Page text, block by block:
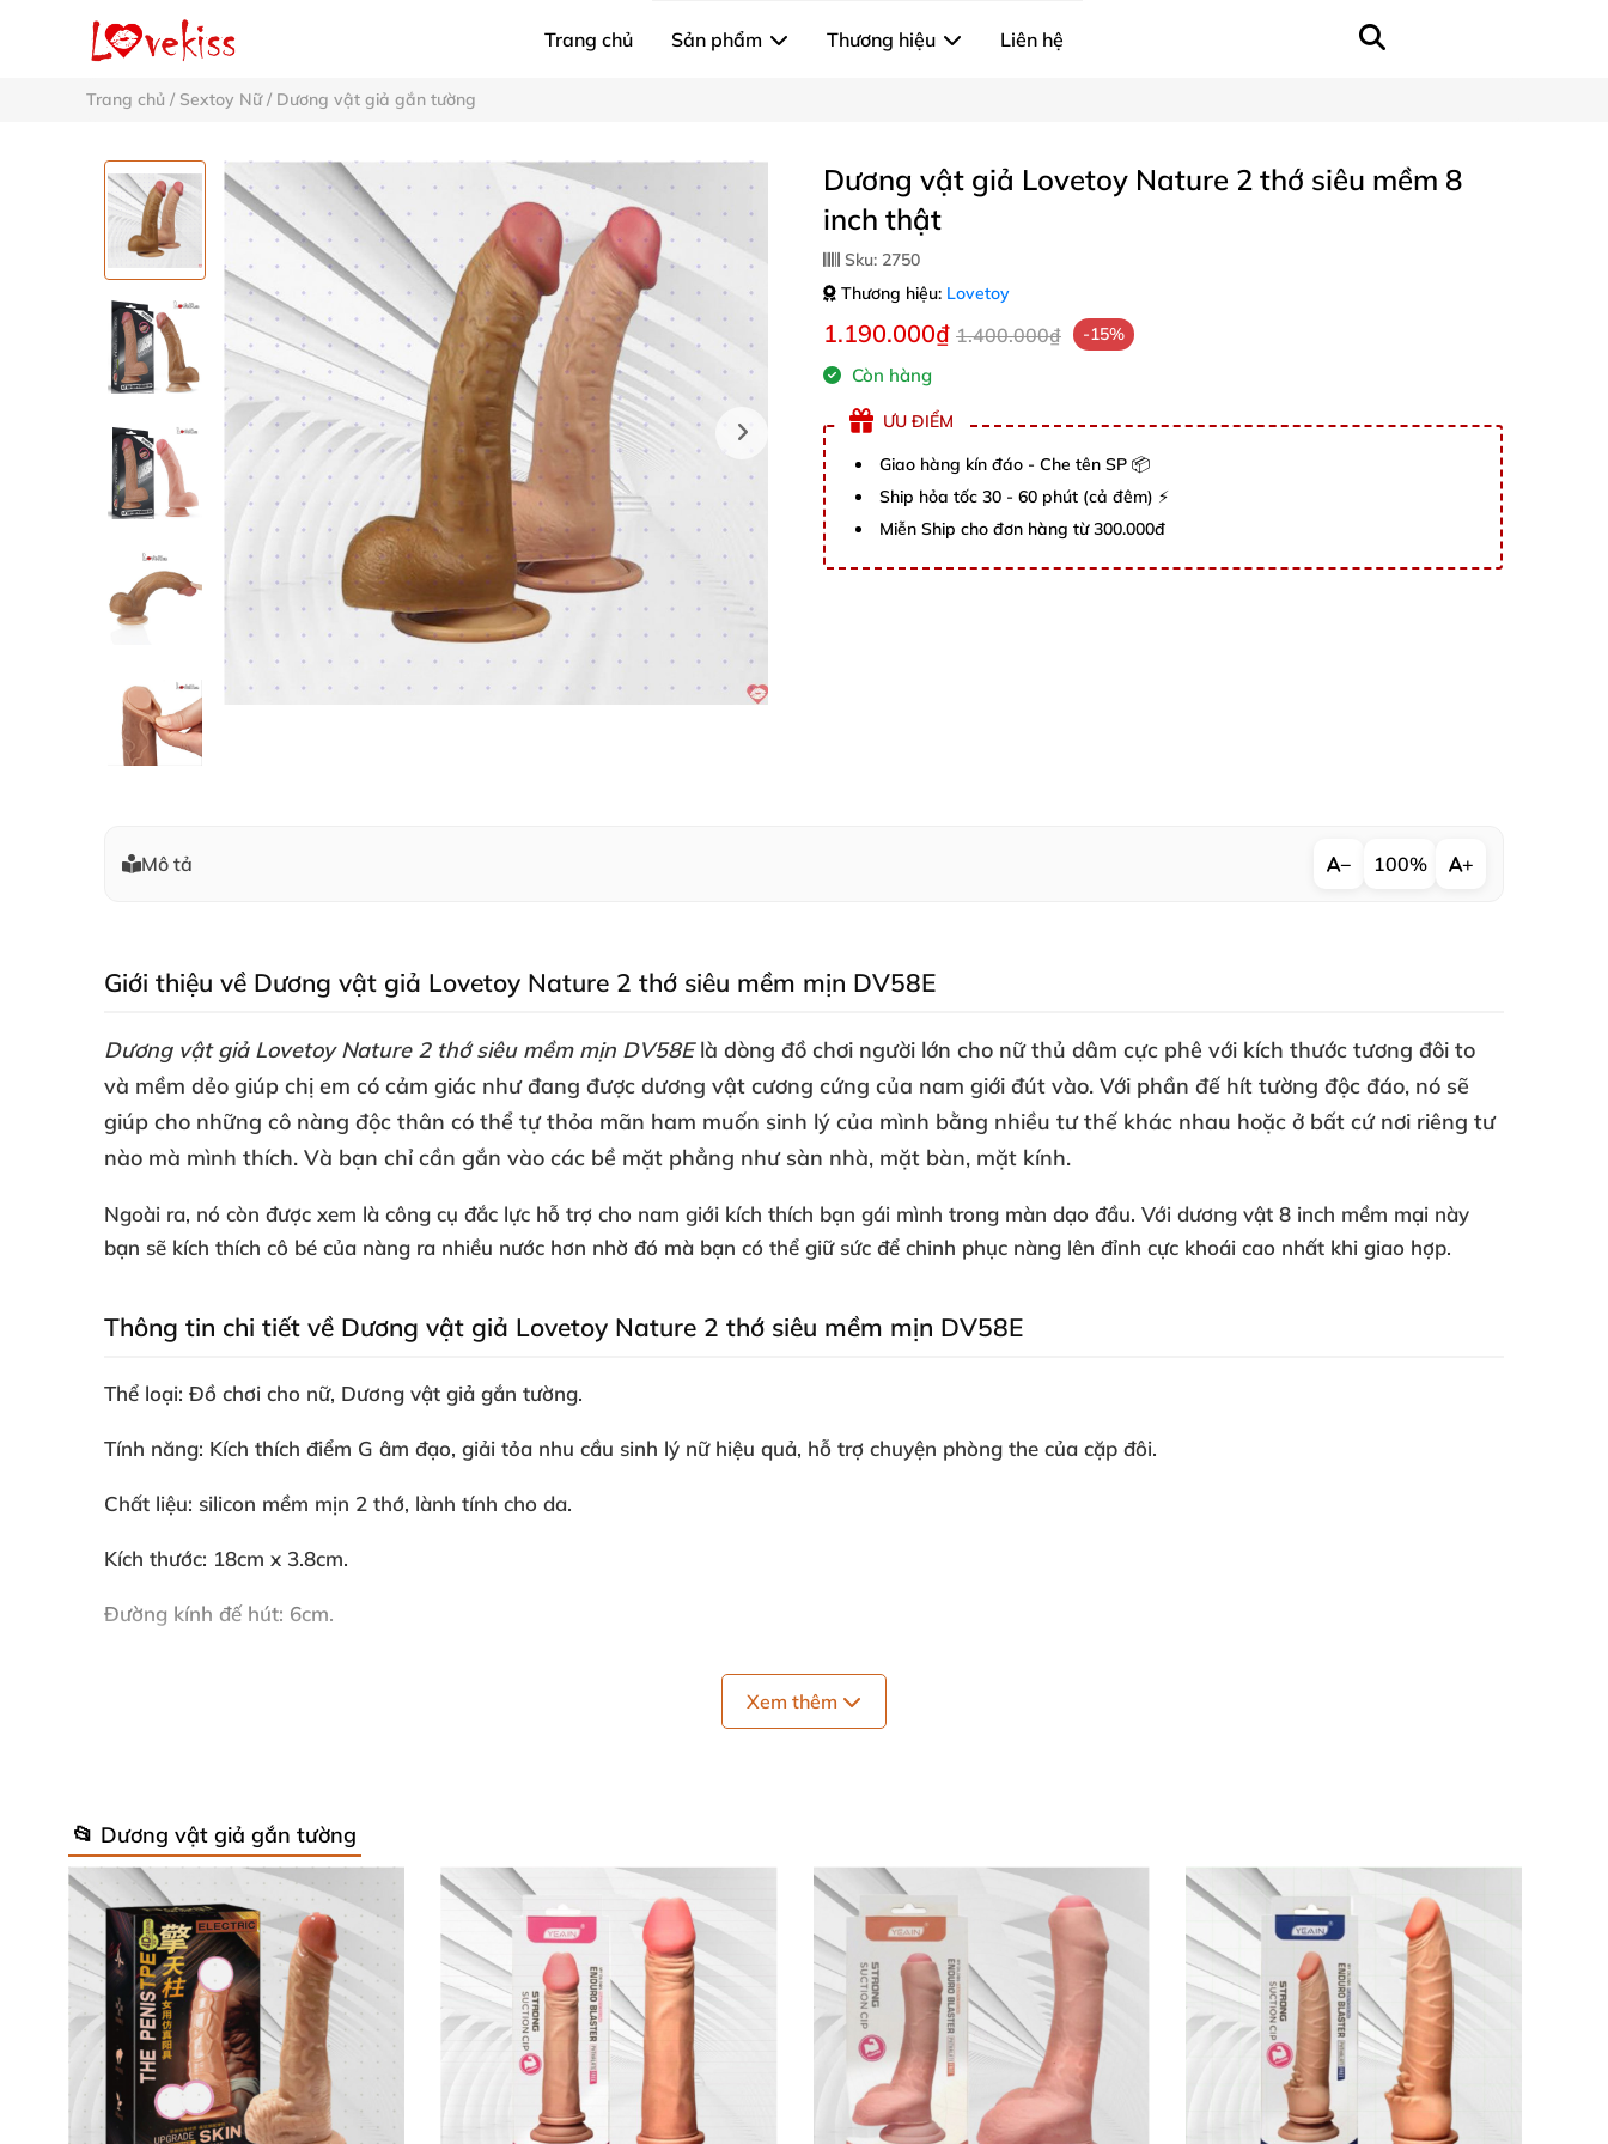
Trang chủ Sản phẩm Thương hiệu Liên hệ
Trang chủ / Sextoy Nữ/ Dương vật giả gắn tường
Dương vật giả Lovetoy Nature 2 thớ siêu mềm 8
inch thật
Sku: 2750
Thương hiệu: Lovetoy
1.190.000₫ 1.400.000₫ -15%
Còn hàng
ƯU ĐIỂM
Giao hàng kín đáo - Che tên SP 📦
Ship hỏa tốc 30 - 60 phút (cả đêm) ⚡
Miễn Ship cho đơn hàng từ 300.000đ
Mô tả − 100% +
Giới thiệu về Dương vật giả Lovetoy Nature 2 thớ siêu mềm mịn DV58E
Dương vật giả Lovetoy Nature 2 thớ siêu mềm mịn DV58E là dòng đồ chơi người lớn cho nữ thủ dâm cực phê với kích thước tương đôi to
và mềm dẻo giúp chị em có cảm giác như đang được dương vật cương cứng của nam giới đút vào. Với phần đế hít tường độc đáo, nó sẽ
giúp cho những cô nàng độc thân có thể tự thỏa mãn ham muốn sinh lý của mình bằng nhiều tư thế khác nhau hoặc ở bất cứ nơi riêng tư
nào mà mình thích. Và bạn chỉ cần gắn vào các bề mặt phẳng như sàn nhà, mặt bàn, mặt kính.
Ngoài ra, nó còn được xem là công cụ đắc lực hỗ trợ cho nam giới kích thích bạn gái mình trong màn dạo đầu. Với dương vật 8 inch mềm mại này
bạn sẽ kích thích cô bé của nàng ra nhiều nước hơn nhờ đó mà bạn có thể giữ sức để chinh phục nàng lên đỉnh cực khoái cao nhất khi giao hợp.
Thông tin chi tiết về Dương vật giả Lovetoy Nature 2 thớ siêu mềm mịn DV58E
Thể loại: Đồ chơi cho nữ, Dương vật giả gắn tường.
Tính năng: Kích thích điểm G âm đạo, giải tỏa nhu cầu sinh lý nữ hiệu quả, hỗ trợ chuyện phòng the của cặp đôi.
Chất liệu: silicon mềm mịn 2 thớ, lành tính cho da.
Kích thước: 18cm x 3.8cm.
Đường kính đế hút: 6cm.
Chống nước: Không thấm nước 100%.
Thương hiệu: Lovetoy.
Xuất xứ: Mỹ.
Cấu tạovà công dụng của Dương vật giả Lovetoy Nature 2 thớ siêu mềm mịn DV58E
Dương vật giả Lovetoy Nature 2 thớ siêu mềm mịn DV58E được cấu tạo từ silicon mềm mịn
, mang lại cảm giác êm ái khi đút vào sâu bên trong âm
đạo
và không gây đau hay khó chịu cho nữ giới khi thủ dâm . Không những vậy chất liệucủa món đồ chơi này còn lành tính cho da bảo đảm an toàn
Xem thêm
📂 Dương vật giả gắn tường